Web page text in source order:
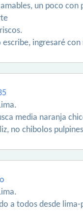
un poco
ingresaré
media naranja
no chibolos
a todos desde